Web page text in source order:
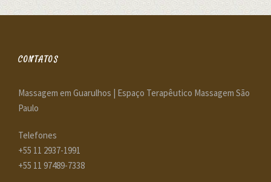
CONTATOS
Massagem em Guarulhos | Espaço Terapêutico Massagem São
Paulo
Telefones
+55 11 2937-1991
+55 11 97489-7338